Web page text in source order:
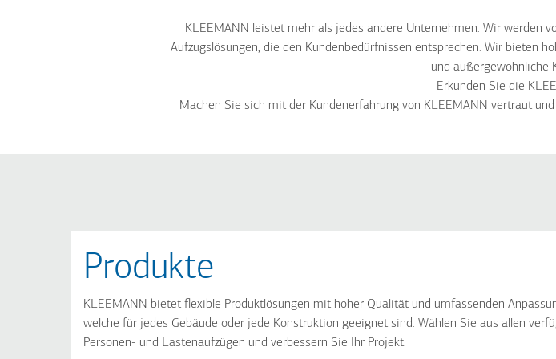
KLEEMANN leistet mehr als jedes andere Unternehmen. Wir werden
Aufzugslösungen, die den Kundenbedürfnissen entsprechen. Wir bieten
und außergewöhnliche
Erkunden Sie die
Machen Sie sich mit der Kundenerfahrung von KLEEMANN vertraut
Produkte
KLEEMANN bietet flexible Produktlösungen mit hoher Qualität und umfassenden
welche für jedes Gebäude oder jede Konstruktion geeignet sind. Wählen Sie aus allen
Personen- und Lastenaufzügen und verbessern Sie Ihr Projekt.